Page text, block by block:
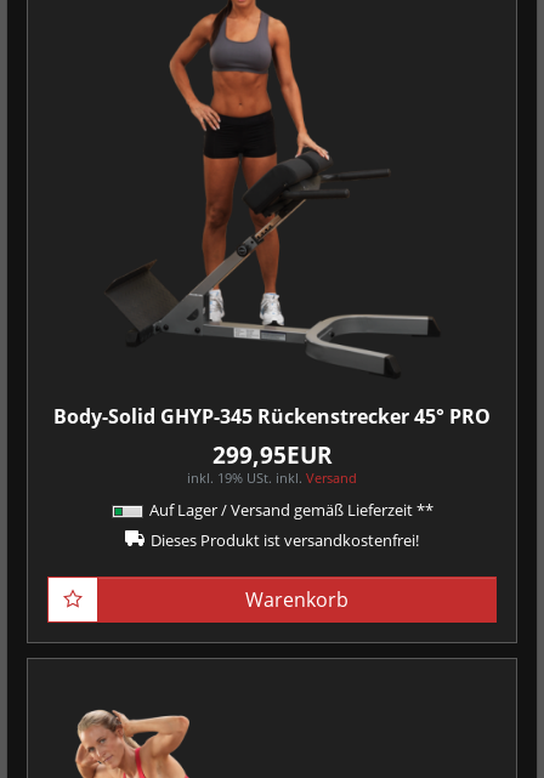
Body-Solid GHYP-345 Rückenstrecker 45° PRO
299,95EUR
inkl. 19% USt. inkl. Versand
Auf Lager / Versand gemäß Lieferzeit **
Dieses Produkt ist versandkostenfrei!
Warenkorb